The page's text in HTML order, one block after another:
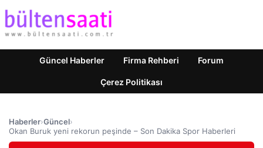
Güncel Haberler Firma Rehberi Forum
Çerez Politikası
Haberler›Güncel›
Okan Buruk yeni rekorun peşinde – Son Dakika Spor Haberleri